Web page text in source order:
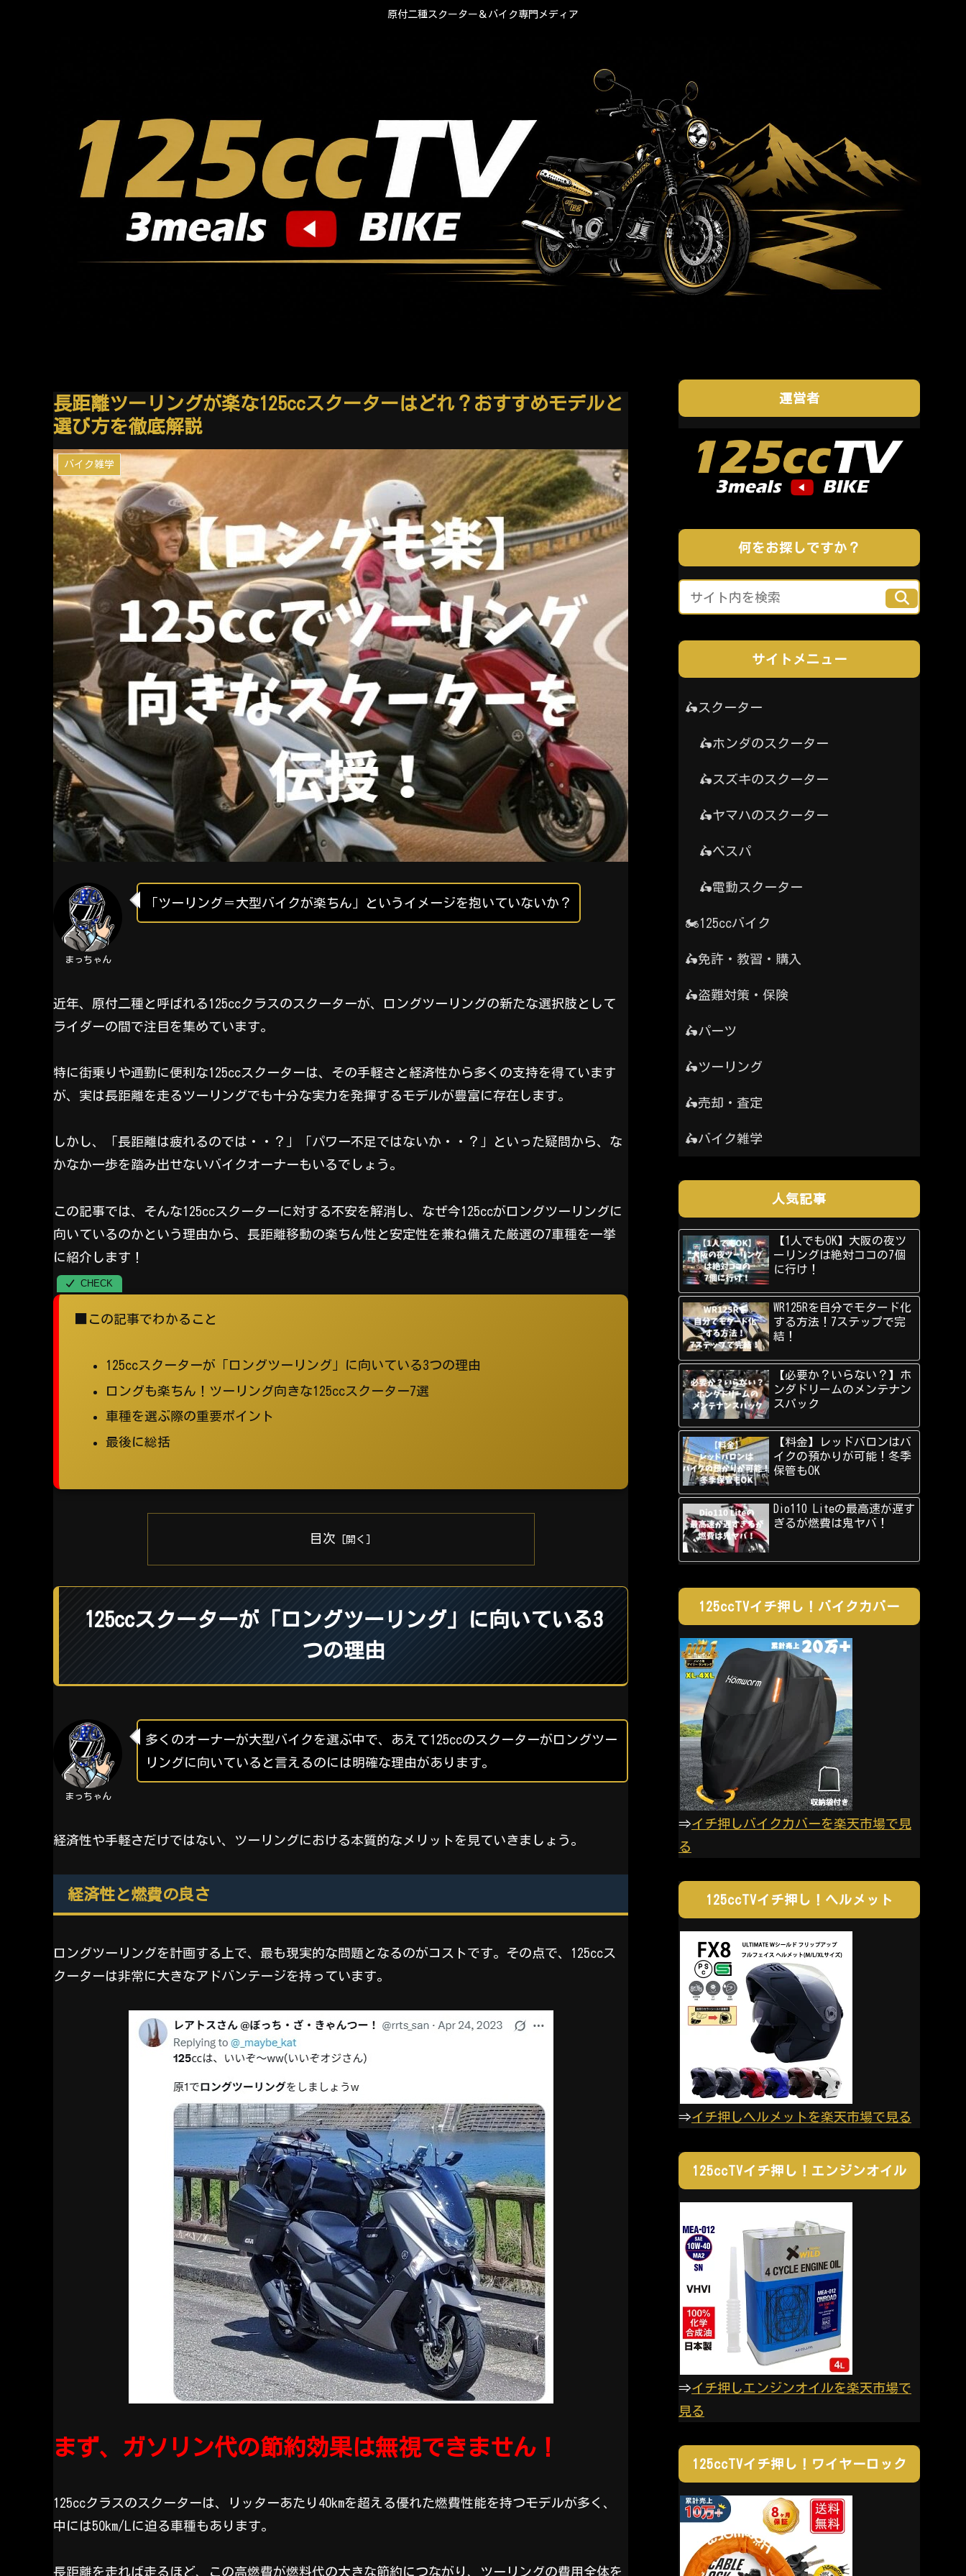
原付二種スクーター＆バイク専門メディア
長距離ツーリングが楽な125ccスクーターはどれ？おすすめモデルと
選び方を徹底解説
バイク雑学
まっちゃん
「ツーリング＝大型バイクが楽ちん」というイメージを抱いていないか？
近年、原付二種と呼ばれる125ccクラスのスクーターが、ロングツーリングの新たな選択肢として
ライダーの間で注目を集めています。
特に街乗りや通勤に便利な125ccスクーターは、その手軽さと経済性から多くの支持を得ています
が、実は長距離を走るツーリングでも十分な実力を発揮するモデルが豊富に存在します。
しかし、「長距離は疲れるのでは・・？」「パワー不足ではないか・・？」といった疑問から、な
かなか一歩を踏み出せないバイクオーナーもいるでしょう。
この記事では、そんな125ccスクーターに対する不安を解消し、なぜ今125ccがロングツーリングに
向いているのかという理由から、長距離移動の楽ちん性と安定性を兼ね備えた厳選の7車種を一挙
に紹介します！
■この記事でわかること
125ccスクーターが「ロングツーリング」に向いている3つの理由
ロングも楽ちん！ツーリング向きな125ccスクーター7選
車種を選ぶ際の重要ポイント
最後に総括
目次
125ccスクーターが「ロングツーリング」に向いている3
つの理由
まっちゃん
多くのオーナーが大型バイクを選ぶ中で、あえて125ccのスクーターがロングツー
リングに向いていると言えるのには明確な理由があります。
経済性や手軽さだけではない、ツーリングにおける本質的なメリットを見ていきましょう。
経済性と燃費の良さ
ロングツーリングを計画する上で、最も現実的な問題となるのがコストです。その点で、125ccス
クーターは非常に大きなアドバンテージを持っています。
まず、ガソリン代の節約効果は無視できません！
125ccクラスのスクーターは、リッターあたり40kmを超える優れた燃費性能を持つモデルが多く、
中には50km/Lに迫る車種もあります。
長距離を走れば走るほど、この高燃費が燃料代の大きな節約につながり、ツーリングの費用全体を
運営者
何をお探しですか？
サイトメニュー
🛵スクーター
🛵ホンダのスクーター
🛵スズキのスクーター
🛵ヤマハのスクーター
🛵ベスパ
🛵電動スクーター
🏍️125ccバイク
🛵免許・教習・購入
🛵盗難対策・保険
🛵パーツ
🛵ツーリング
🛵売却・査定
🛵バイク雑学
人気記事
【1人でもOK】大阪の夜ツ
ーリングは絶対ココの7個
に行け！
WR125Rを自分でモタード化
する方法！7ステップで完
結！
【必要か？いらない？】ホ
ンダドリームのメンテナン
スパック
【料金】レッドバロンはバ
イクの預かりが可能！冬季
保管もOK
Dio110 Liteの最高速が遅す
ぎるが燃費は鬼ヤバ！
125ccTVイチ押し！バイクカバー
⇒イチ押しバイクカバーを楽天市場で見
る
125ccTVイチ押し！ヘルメット
⇒イチ押しヘルメットを楽天市場で見る
125ccTVイチ押し！エンジンオイル
⇒イチ押しエンジンオイルを楽天市場で
見る
125ccTVイチ押し！ワイヤーロック